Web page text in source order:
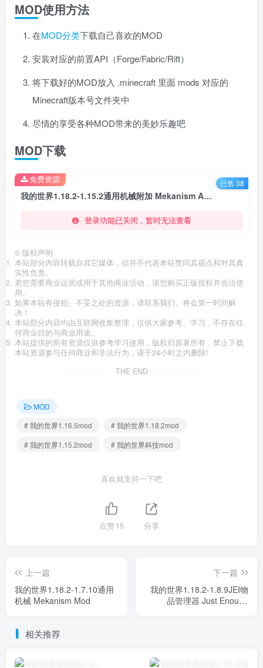
MOD使用方法
在MOD分类下载自己喜欢的MOD
安装对应的前置API（Forge/Fabric/Rift）
将下载好的MOD放入 .minecraft 里面 mods 对应的
Minecraft版本号文件夹中
尽情的享受各种MOD带来的美妙乐趣吧
MOD下载
我的世界1.18.2-1.15.2通用机械附加 Mekanism Addition Mod
登录功能已关闭，暂时无法查看
免费资源 已售 38
© 版权声明
本站部分内容转载自其它媒体，但并不代表本站赞同其观点和对其真
实性负责。
若您需要商业运营或用于其他商业活动，请您购买正版授权并合法使
用。
如果本站有侵犯、不妥之处的资源，请联系我们。将会第一时间解
决！
本站部分内容均由互联网收集整理，仅供大家参考、学习，不存在任
何商业目的与商业用途。
本站提供的所有资源仅供参考学习使用，版权归原著所有，禁止下载
本站资源参与任何商业和非法行为，请于24小时之内删除!
THE END
MOD
# 我的世界1.16.5mod
# 我的世界1.18.2mod
# 我的世界1.15.2mod
# 我的世界科技mod
喜欢就支持一下吧
点赞15 分享
上一篇
我的世界1.18.2-1.7.10通用
机械 Mekanism Mod
下一篇
我的世界1.18.2-1.8.9JEI物
品管理器 Just Enough
相关推荐